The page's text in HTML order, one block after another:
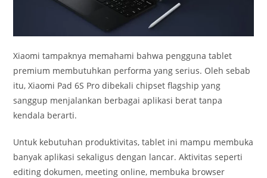
Xiaomi tampaknya memahami bahwa pengguna tablet
premium membutuhkan performa yang serius. Oleh sebab
itu, Xiaomi Pad 6S Pro dibekali chipset flagship yang
sanggup menjalankan berbagai aplikasi berat tanpa
kendala berarti.
Untuk kebutuhan produktivitas, tablet ini mampu membuka
banyak aplikasi sekaligus dengan lancar. Aktivitas seperti
editing dokumen, meeting online, membuka browser